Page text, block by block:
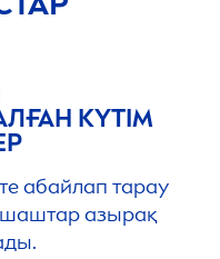
КҮТІМ
абайлап тарау
шаштар азырақ